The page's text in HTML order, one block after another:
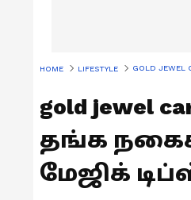
HOME LIFESTYLE GOLD
gold jewel
தங்க
மேஜிக்